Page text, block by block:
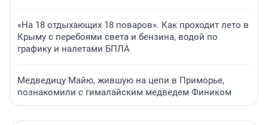
«На 18 отдыхающих 18 поваров». Как проходит лето в
Крыму с перебоями света и бензина, водой по
графику и налетами БПЛА
Медведицу Майю, жившую на цепи в Приморье,
познакомили с гималайским медведем Фиником